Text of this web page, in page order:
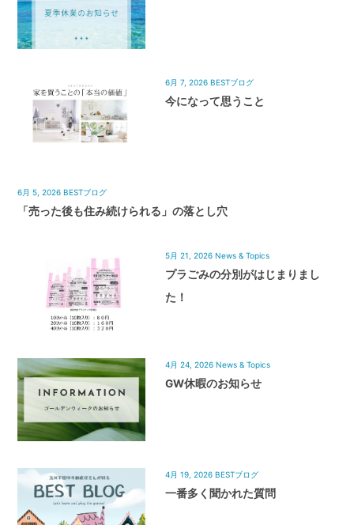
6月 7, 2026 BESTブログ
今になって思うこと
6月 5, 2026 BESTブログ
「売った後も住み続けられる」の落とし穴
5月 21, 2026 News & Topics
プラごみの分別がはじまりまし
た！
4月 24, 2026 News & Topics
GW休暇のお知らせ
4月 19, 2026 BESTブログ
一番多く聞かれた質問